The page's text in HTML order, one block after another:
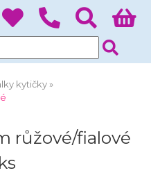
kytičky
růžové/fialové